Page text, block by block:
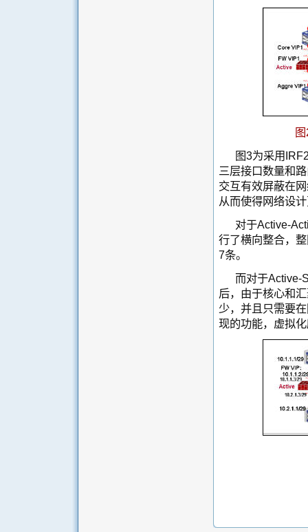
图3为采用
三层接口数量和
交互有效屏蔽在
从而使得网络设
对于Active-
行了横向整合，
7条。
而对于Active-
后，由于核心和
少，并且只需要
现的功能，虚拟